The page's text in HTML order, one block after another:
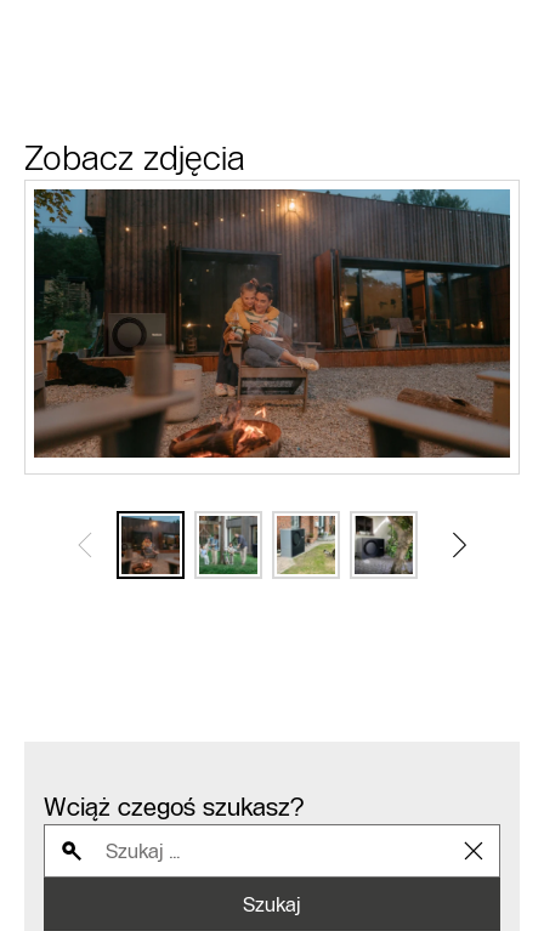
Zobacz zdjęcia
Wciąż czegoś szukasz?
Szukaj